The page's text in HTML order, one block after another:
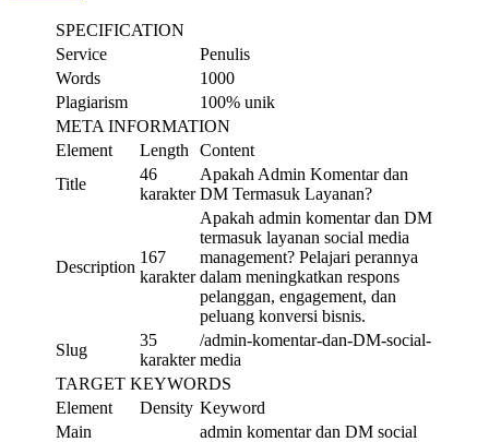
SPECIFICATION
Service
Penulis
Words
1000
Plagiarism
100% unik
META INFORMATION
Element
Length
Content
Title
46
karakter
Apakah Admin Komentar dan
DM Termasuk Layanan?
Description
167
karakter
Apakah admin komentar dan DM
termasuk layanan social media
management? Pelajari perannya
dalam meningkatkan respons
pelanggan, engagement, dan
peluang konversi bisnis.
Slug
35
karakter
/admin-komentar-dan-DM-social-
media
TARGET KEYWORDS
Element
Density Keyword
Main
admin komentar dan DM social